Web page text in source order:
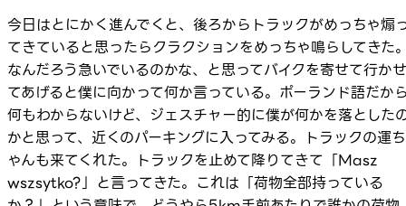
今日はとにかく進んでくと、後ろからトラックがめっちゃ煽
てきていると思ったらクラクションをめっちゃ鳴らしてきた
なんだろう急いでいるのかな、と思ってバイクを寄せて行かせ
てあげると僕に向かって何か言っている。ポーランド語だか
何もわからないけど、ジェスチャー的に僕が何かを落とした
かと思って、近くのパーキングに入ってみる。トラックの運ち
ゃんも来てくれた。トラックを止めて降りてきて「Masz
wszsytko?」と言ってきた。これは「荷物全部持っている